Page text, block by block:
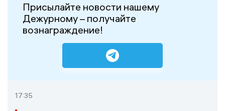
Присылайте новости нашему
Дежурному – получайте
вознаграждение!
17:35